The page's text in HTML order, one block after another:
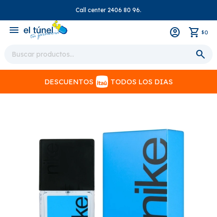
Call center 2406 80 96.
menu $0
DESCUENTOS TODOS LOS DIAS
close